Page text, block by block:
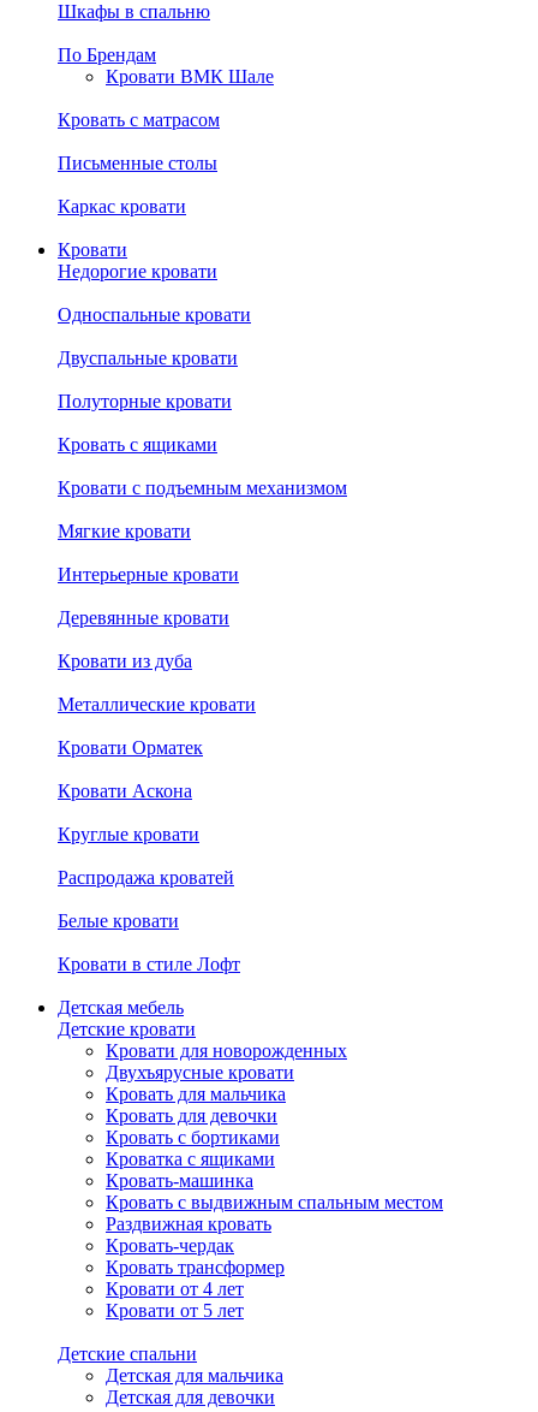
Шкафы в спальню
По Брендам
Кровати ВМК Шале
Кровать с матрасом
Письменные столы
Каркас кровати
Кровати
Недорогие кровати
Односпальные кровати
Двуспальные кровати
Полуторные кровати
Кровать с ящиками
Кровати с подъемным механизмом
Мягкие кровати
Интерьерные кровати
Деревянные кровати
Кровати из дуба
Металлические кровати
Кровати Орматек
Кровати Аскона
Круглые кровати
Распродажа кроватей
Белые кровати
Кровати в стиле Лофт
Детская мебель
Детские кровати
Кровати для новорожденных
Двухъярусные кровати
Кровать для мальчика
Кровать для девочки
Кровать с бортиками
Кроватка с ящиками
Кровать-машинка
Кровать с выдвижным спальным местом
Раздвижная кровать
Кровать-чердак
Кровать трансформер
Кровати от 4 лет
Кровати от 5 лет
Детские спальни
Детская для мальчика
Детская для девочки